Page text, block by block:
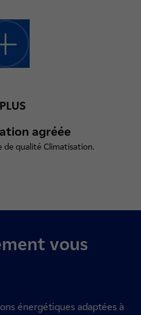
agréée
de qualité Climatisation.
vous
énergétiques adaptées à